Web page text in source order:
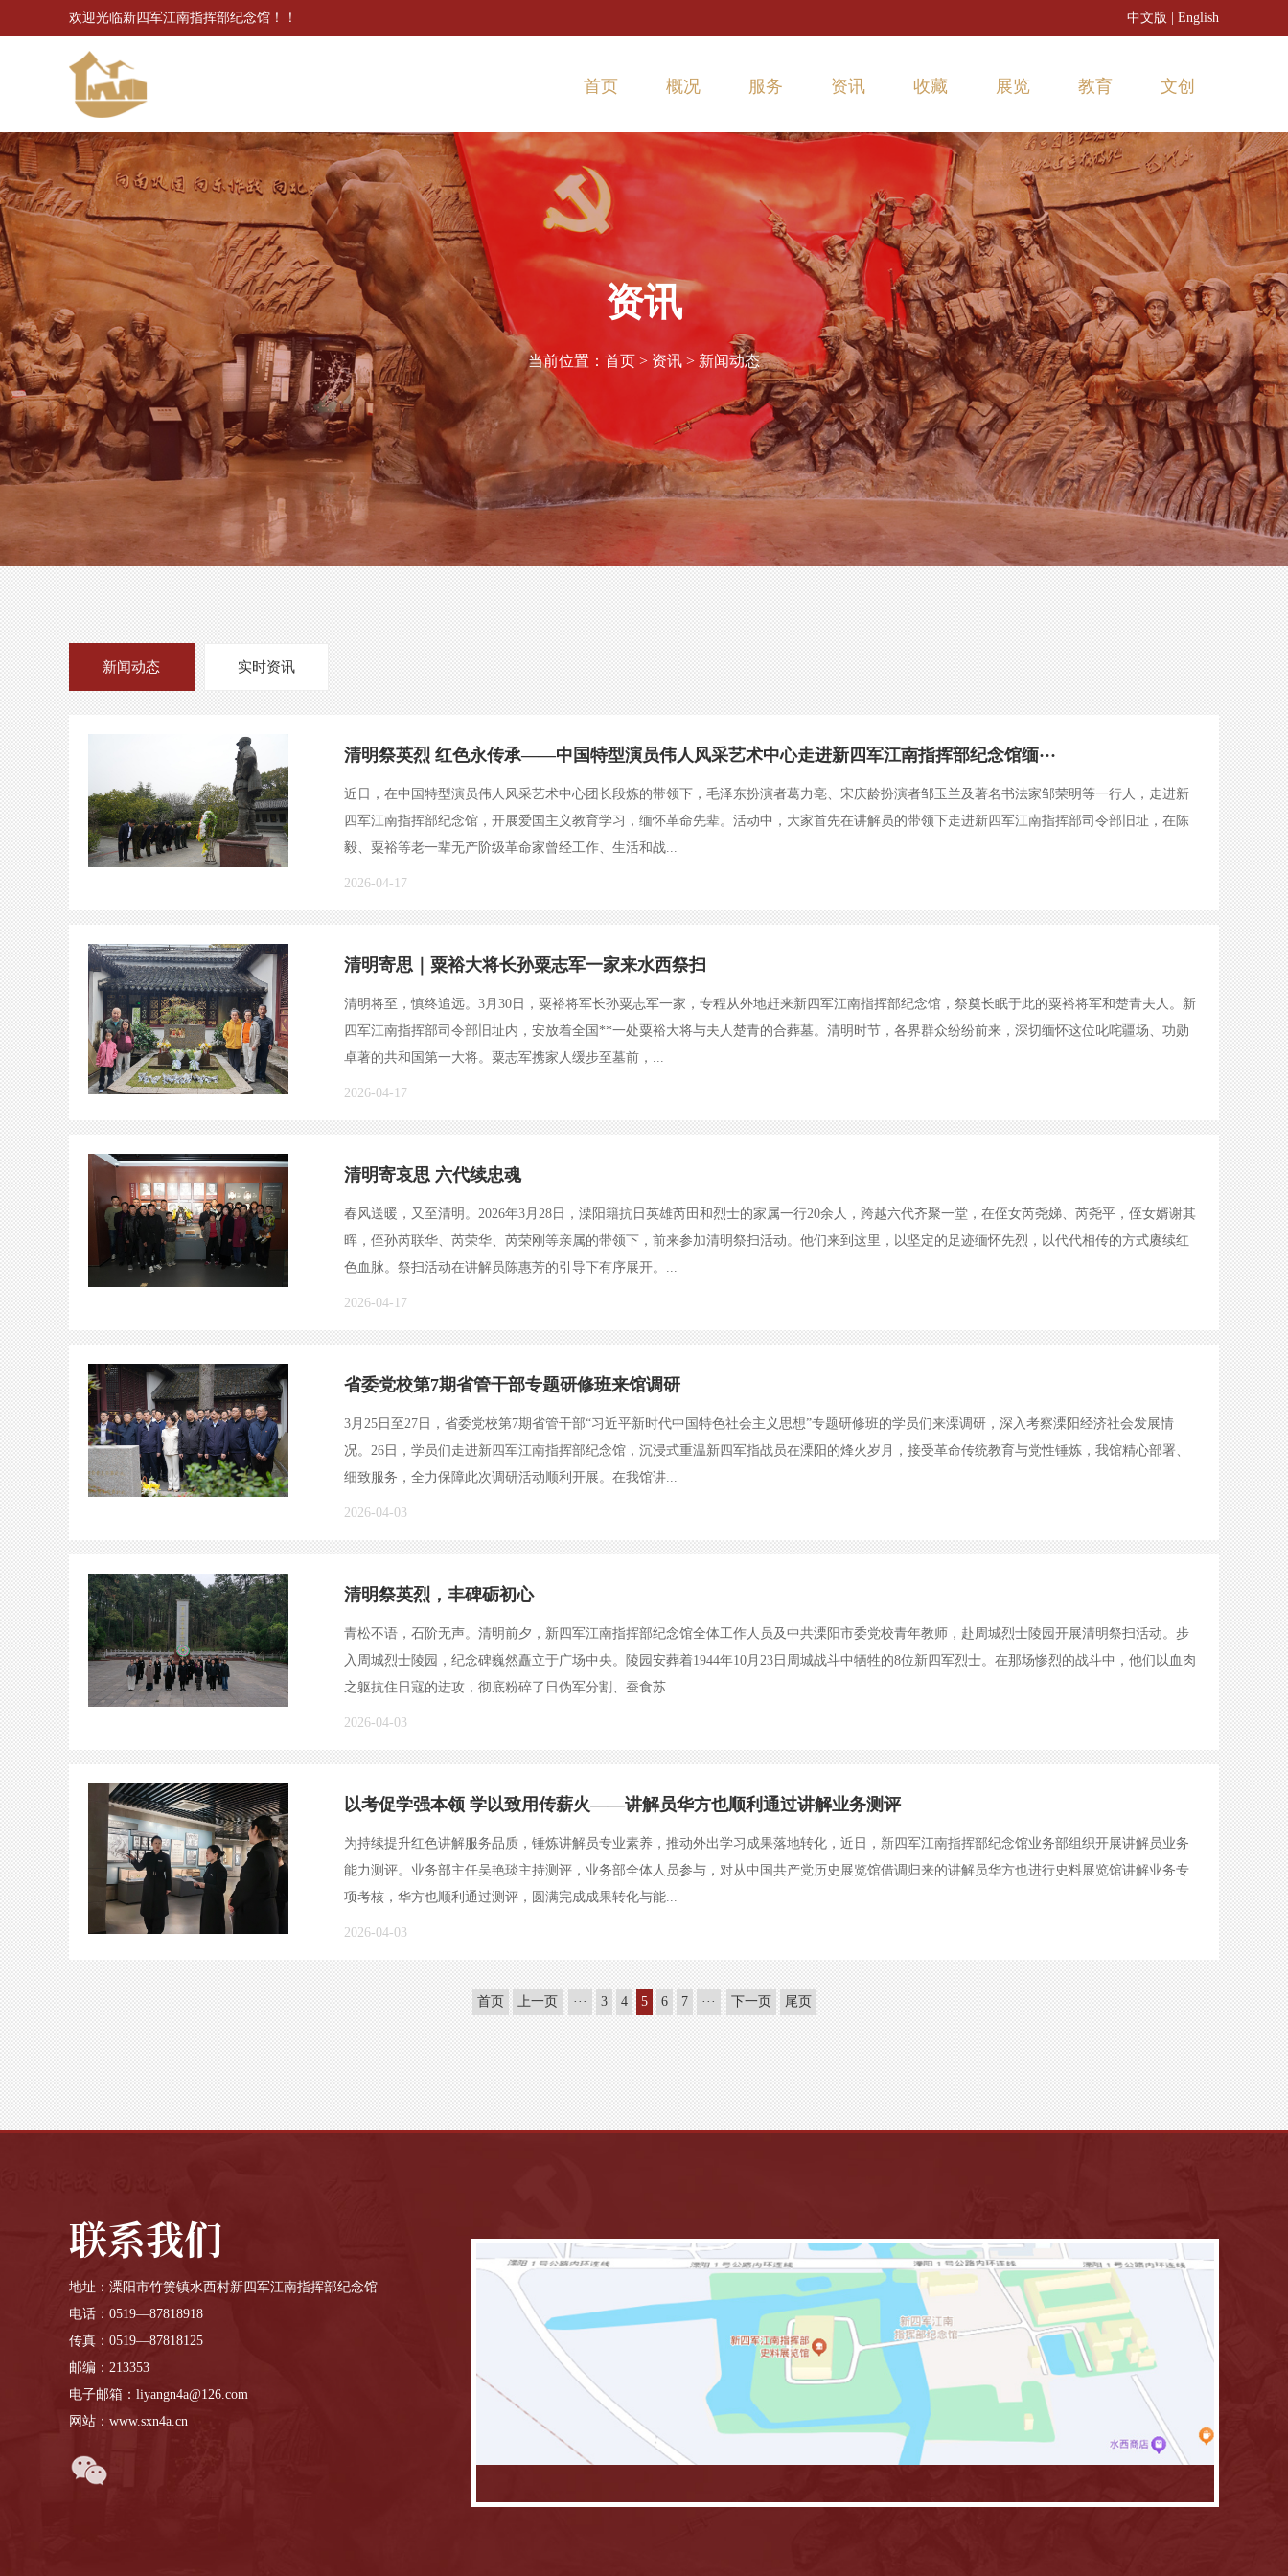
中文版 English
欢迎光临新四军江南指挥部纪念馆！！
首页 概况
本馆概况
历史沿革
服务
参观指南
问卷调查
参观预约
资讯
新闻动态
实时资讯
收藏
3D文物
藏品推荐
展览
常设展览
临时展览
数字展览
教育
活动预告
活动回顾
博物馆之友
文创
资讯
当前位置： 首页 > 资讯 > 新闻动态
新闻动态 实时资讯
清明祭英烈 红色永传承——中国特型演员伟人风采艺术中心走进新四军江南指挥部纪念馆缅···
近日，在中国特型演员伟人风采艺术中心团长段炼的带领下，毛泽东扮演者葛力亳、宋庆龄扮演者邹玉兰及著名书法家邹荣明等一行人，走进新
四军江南指挥部纪念馆，开展爱国主义教育学习，缅怀革命先辈。活动中，大家首先在讲解员的带领下走进新四军江南指挥部司令部旧址，在陈
毅、粟裕等老一辈无产阶级革命家曾经工作、生活和战...
2026-04-17
清明寄思｜粟裕大将长孙粟志军一家来水西祭扫
清明将至，慎终追远。3月30日，粟裕将军长孙粟志军一家，专程从外地赶来新四军江南指挥部纪念馆，祭奠长眠于此的粟裕将军和楚青夫人。新
四军江南指挥部司令部旧址内，安放着全国**一处粟裕大将与夫人楚青的合葬墓。清明时节，各界群众纷纷前来，深切缅怀这位叱咤疆场、功勋
卓著的共和国第一大将。粟志军携家人缓步至墓前，...
2026-04-17
清明寄哀思 六代续忠魂
春风送暖，又至清明。2026年3月28日，溧阳籍抗日英雄芮田和烈士的家属一行20余人，跨越六代齐聚一堂，在侄女芮尧娣、芮尧平，侄女婿谢其
晖，侄孙芮联华、芮荣华、芮荣刚等亲属的带领下，前来参加清明祭扫活动。他们来到这里，以坚定的足迹缅怀先烈，以代代相传的方式赓续红
色血脉。祭扫活动在讲解员陈惠芳的引导下有序展开。...
2026-04-17
省委党校第7期省管干部专题研修班来馆调研
3月25日至27日，省委党校第7期省管干部“习近平新时代中国特色社会主义思想”专题研修班的学员们来溧调研，深入考察溧阳经济社会发展情
况。26日，学员们走进新四军江南指挥部纪念馆，沉浸式重温新四军指战员在溧阳的烽火岁月，接受革命传统教育与党性锤炼，我馆精心部署、
细致服务，全力保障此次调研活动顺利开展。在我馆讲...
2026-04-03
清明祭英烈，丰碑砺初心
青松不语，石阶无声。清明前夕，新四军江南指挥部纪念馆全体工作人员及中共溧阳市委党校青年教师，赴周城烈士陵园开展清明祭扫活动。步
入周城烈士陵园，纪念碑巍然矗立于广场中央。陵园安葬着1944年10月23日周城战斗中牺牲的8位新四军烈士。在那场惨烈的战斗中，他们以血肉
之躯抗住日寇的进攻，彻底粉碎了日伪军分割、蚕食苏...
2026-04-03
以考促学强本领 学以致用传薪火——讲解员华方也顺利通过讲解业务测评
为持续提升红色讲解服务品质，锤炼讲解员专业素养，推动外出学习成果落地转化，近日，新四军江南指挥部纪念馆业务部组织开展讲解员业务
能力测评。业务部主任吴艳琰主持测评，业务部全体人员参与，对从中国共产党历史展览馆借调归来的讲解员华方也进行史料展览馆讲解业务专
项考核，华方也顺利通过测评，圆满完成成果转化与能...
2026-04-03
首页 上一页 ··· 3 4 5 6 7 ··· 下一页 尾页
联系我们
地址：溧阳市竹箦镇水西村新四军江南指挥部纪念馆
电话：0519—87818918
传真：0519—87818125
邮编：213353
电子邮箱：liyangn4a@126.com
网站：www.sxn4a.cn